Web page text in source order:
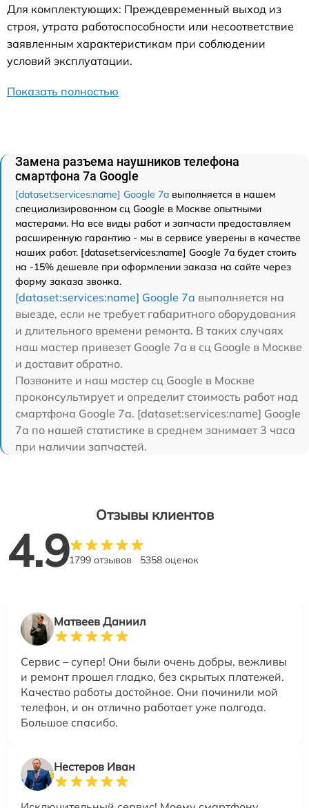
Для комплектующих: Преждевременный выход из
строя, утрата работоспособности или несоответствие
заявленным характеристикам при соблюдении
условий эксплуатации.
Показать полностью
Замена разъема наушников телефона
смартфона 7a Google
[dataset:services:name] Google 7a выполняется в нашем
специализированном сц Google в Москве опытными
мастерами. На все виды работ и запчасти предоставляем
расширенную гарантию - мы в сервисе уверены в качестве
наших работ. [dataset:services:name] Google 7a будет стоить
на -15% дешевле при оформлении заказа на сайте через
форму заказа звонка.
[dataset:services:name] Google 7a выполняется на
выезде, если не требует габаритного оборудования
и длительного времени ремонта. В таких случаях
наш мастер привезет Google 7a в сц Google в Москве
и доставит обратно.
Позвоните и наш мастер сц Google в Москве
проконсультирует и определит стоимость работ над
смартфона Google 7a. [dataset:services:name] Google
7a по нашей статистике в среднем занимает 3 часа
при наличии запчастей.
Отзывы клиентов
4.91799 отзывов 5358 оценок
Матвеев Даниил
Сервис – супер! Они были очень добры, вежливы
и ремонт прошел гладко, без скрытых платежей.
Качество работы достойное. Они починили мой
телефон, и он отлично работает уже полгода.
Большое спасибо.
Нестеров Иван